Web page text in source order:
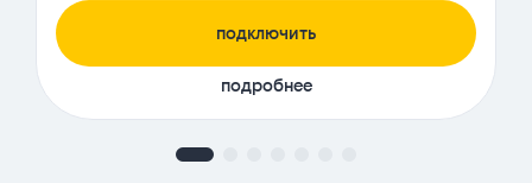
подключить
подробнее